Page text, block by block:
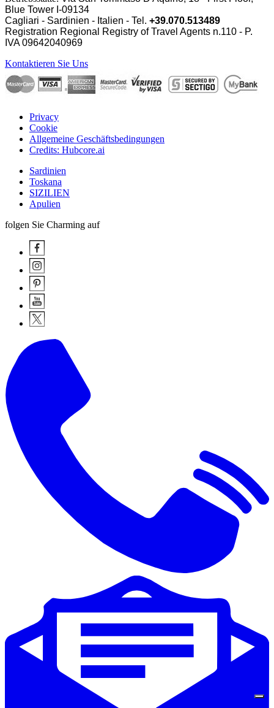
Blue Tower I-09134
Cagliari - Sardinien - Italien - Tel. +39.070.513489
Registration Regional Registry of Travel Agents n.110 - P.
IVA09642040969
Kontaktieren Sie Uns
Privacy
Cookie
Allgemeine Geschäftsbedingungen
Credits: Hubcore.ai
Sardinien
Toskana
SIZILIEN
Apulien
folgen Sie Charming auf